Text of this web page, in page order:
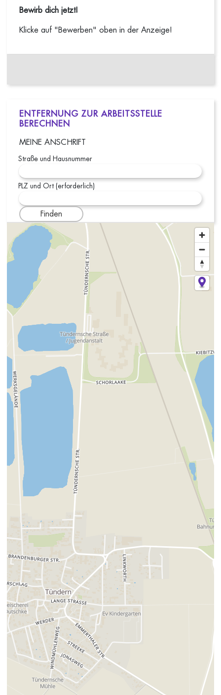
Bewirb dich jetzt!
Klicke auf "Bewerben" oben in der Anzeige!
ENTFERNUNG ZUR ARBEITSSTELLE
BERECHNEN
MEINE ANSCHRIFT
Straße und Hausnummer
PLZ und Ort (erforderlich)
Finden